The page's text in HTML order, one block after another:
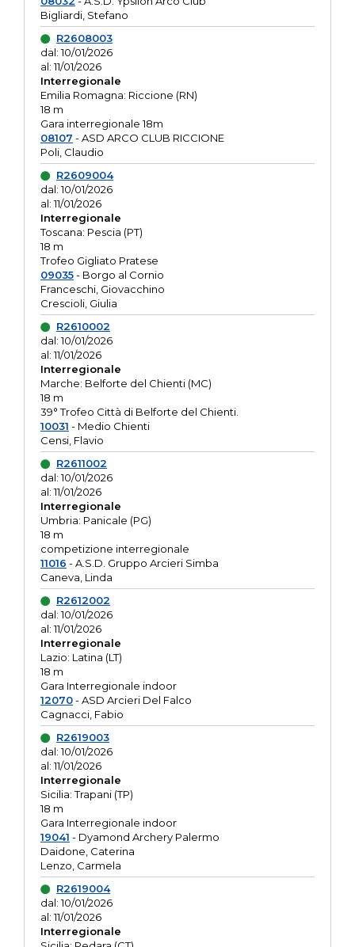
Bigliardi, Stefano
R2608003
dal: 10/01/2026
al: 11/01/2026
Interregionale
Emilia Romagna: Riccione (RN)
18 m
Gara interregionale 18m
08107 - ASD ARCO CLUB RICCIONE
Poli, Claudio
R2609004
dal: 10/01/2026
al: 11/01/2026
Interregionale
Toscana: Pescia (PT)
18 m
Trofeo Gigliato Pratese
09035- Borgo al Cornio
Franceschi, Giovacchino
Crescioli, Giulia
R2610002
dal: 10/01/2026
al: 11/01/2026
Interregionale
Marche: Belforte del Chienti (MC)
18 m
39° Trofeo Città di Belforte del Chienti.
10031 - Medio Chienti
Censi, Flavio
R2611002
dal: 10/01/2026
al: 11/01/2026
Interregionale
Umbria: Panicale (PG)
18 m
competizione interregionale
11016 - A.S.D. Gruppo Arcieri Simba
Caneva, Linda
R2612002
dal: 10/01/2026
al: 11/01/2026
Interregionale
Lazio: Latina (LT)
18 m
Gara Interregionale indoor
12070- ASD Arcieri Del Falco
Cagnacci, Fabio
R2619003
dal: 10/01/2026
al: 11/01/2026
Interregionale
Sicilia: Trapani (TP)
18 m
Gara Interregionale indoor
19041 - Dyamond Archery Palermo
Daidone, Caterina
Lenzo, Carmela
R2619004
dal: 10/01/2026
al: 11/01/2026
Interregionale